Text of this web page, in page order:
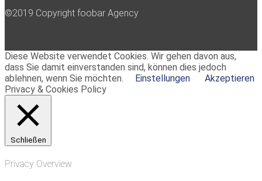
©2019 Copyright foobar Agency
Diese Website verwendet Cookies. Wir gehen davon aus,
dass Sie damit einverstanden sind, können dies jedoch
ablehnen, wenn Sie möchten.
Einstellungen
Akzeptieren
Privacy & Cookies Policy
Schließen
Privacy Overview